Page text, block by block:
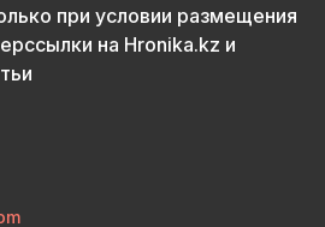
при условии размещения
на Hronika.kz и